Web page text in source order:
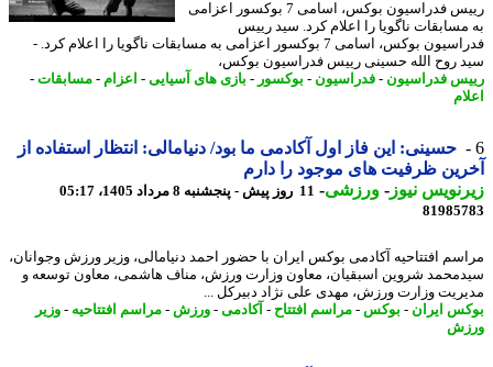
رییس فدراسیون بوکس، اسامی 7 بوکسور اعزامی
ناگویا را اعلام کرد. سید رییس
فدراسیون بوکس، اسامی 7 بوکسور اعزامی به مسابقات ناگویا را اعلام کرد. -
روح الله حسینی رییس فدراسیون بوکس،
فدراسیون-فدراسیون-بوکسور-بازی های آسیایی-اعزام- مسابقات-
حسینی: این فاز اول آکادمی ما بود/ دنیامالی: انتظار استفاده از
ظرفیت های موجود را دارم
نیوز-ورزشی-11 روز پیش - پنجشنبه 8 مرداد 1405، 05:17
افتتاحیه آکادمی بوکس ایران با حضور احمد دنیامالی، وزیر ورزش وجوانان،
شروین اسبقیان، معاون وزارت ورزش، مناف هاشمی، معاون توسعه و
وزارت ورزش، مهدی علی نژاد دبیرکل ...
ایران - بوکس-مراسم افتتاح-آکادمی-ورزش -مراسم افتتاحیه-وزیر